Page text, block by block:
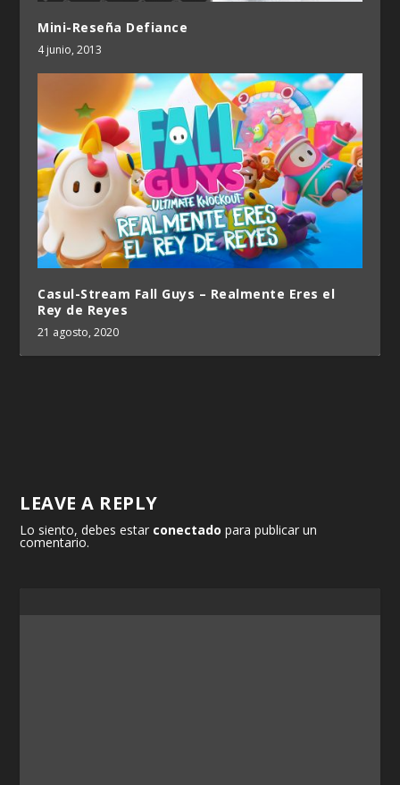
Mini-Reseña Defiance
4 junio, 2013
Casul-Stream Fall Guys – Realmente Eres el
Rey de Reyes
21 agosto, 2020
LEAVE A REPLY
Lo siento, debes estar conectado para publicar un
comentario.